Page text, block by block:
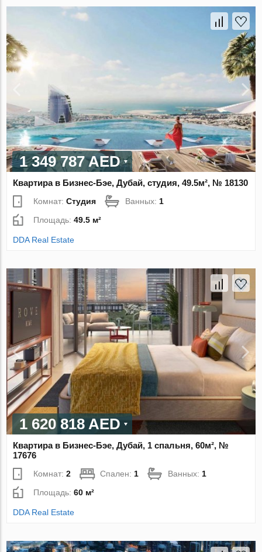
1 349 787 AED
Квартира в Бизнес-Бэе, Дубай, студия, 49.5м², № 18130
Комнат:Студия Ванных:1
Площадь:49.5 м²
DDA Real Estate
1 620 818 AED
Квартира в Бизнес-Бэе, Дубай, 1 спальня, 60м², №
17676
Комнат:2 Спален: 1 Ванных: 1
Площадь:60 м²
DDA Real Estate